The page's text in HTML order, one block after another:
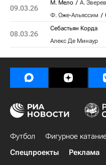
09.03.26
М. Мело А. Зверев
Ф. Оже-Альяссим
08.03.26
Себастьян Корда
Алекс Де Минаур
Футбол Фигурное
Спецпроекты
Реклама